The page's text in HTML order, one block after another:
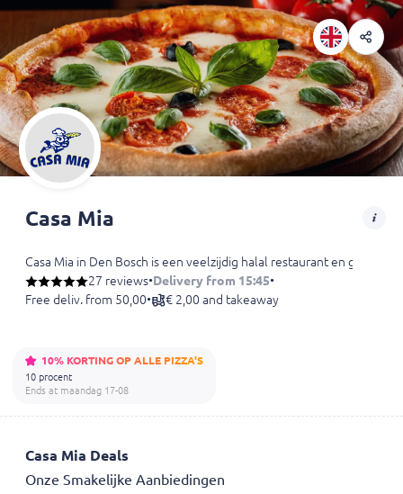
Casa Mia
Casa Mia in Den Bosch is een veelzijdig halal restaurant en
27 reviews•Delivery from 15:45•
Free deliv. from 50,00• € 2,00 and takeaway
10% KORTING OP ALLE PIZZA'S
10 procent
Ends at maandag 17-08
Casa Mia Deals
Onze Smakelijke Aanbiedingen